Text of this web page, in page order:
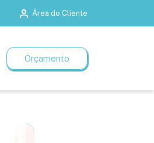
Área do Cliente
Planos flexíveis
Orçamento